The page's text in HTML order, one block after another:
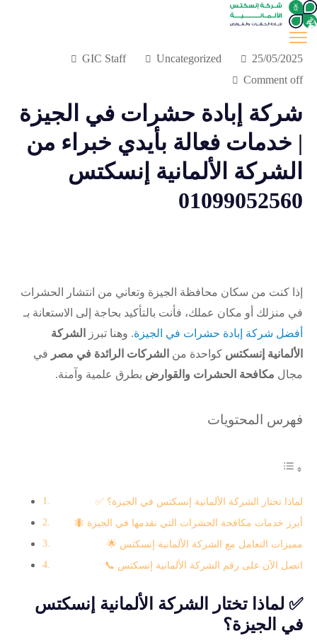
25/05/2025
Uncategorized
GIC Staff
Comment off
شركة إبادة حشرات في الجيزة
| خدمات فعالة بأيدي خبراء من
الشركة الألمانية إنسكتس
01099052560
إذا كنت من سكان محافظة الجيزة وتعاني من انتشار الحشرات
في منزلك أو مكان عملك، فأنت بالتأكيد بحاجة إلى الاستعانة بـ
أفضل شركة إبادة حشرات في الجيزة. وهنا تبرز
الشركة
الألمانية إنسكتس كواحدة من الشركات الرائدة في مصر في
مجال مكافحة الحشرات والقوارض بطرق علمية وآمنة.
فهرس المحتويات
✅ لماذا تختار الشركة الألمانية إنسكتس في الجيزة؟
🐜 أبرز خدمات مكافحة الحشرات التي نقدمها في الجيزة
🌟 مميزات التعامل مع الشركة الألمانية إنسكتس
📞 اتصل الآن على رقم الشركة الألمانية إنسكتس
✅ لماذا تختار الشركة الألمانية إنسكتس
في الجيزة؟